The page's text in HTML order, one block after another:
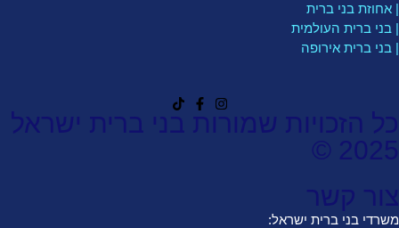
| אחוזת בני ברית
| בני ברית העולמית
| בני ברית אירופה
כל הזכויות שמורות בני ברית ישראל
2025 ©
צור קשר
משרדי בני ברית ישראל: